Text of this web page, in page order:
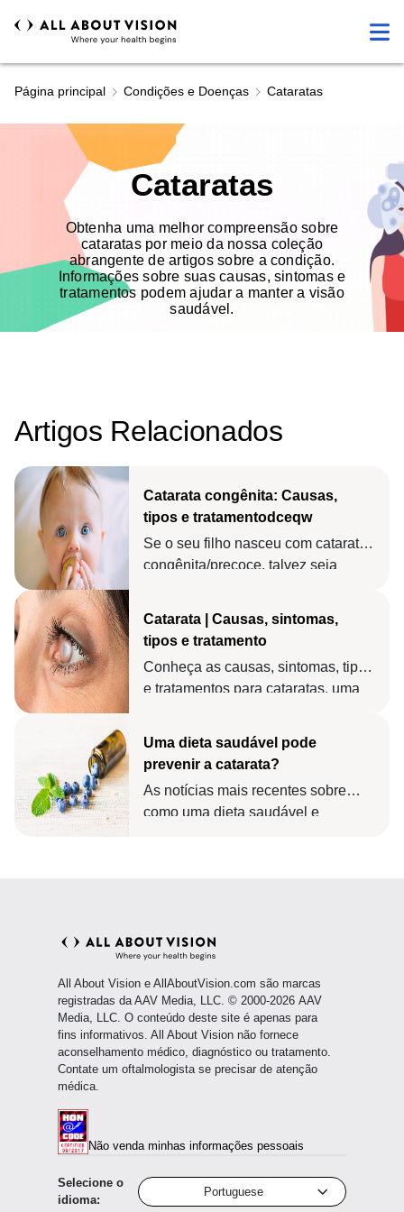
Página principal Condições e Doenças Cataratas
Cataratas
Obtenha uma melhor compreensão sobre
cataratas por meio da nossa coleção
abrangente de artigos sobre a condição.
Informações sobre suas causas, sintomas e
tratamentos podem ajudar a manter a visão
saudável.
Artigos Relacionados
Catarata congênita: Causas,
tipos e tratamentodceqw
Se o seu filho nasceu com catarata
congênita/precoce, talvez seja
corretivas.
Catarata | Causas, sintomas,
tipos e tratamento
Conheça as causas, sintomas, tipos
e tratamentos para cataratas, uma
Uma dieta saudável pode
prevenir a catarata?
As notícias mais recentes sobre
como uma dieta saudável e
All About Vision e AllAboutVision.com são marcas
registradas da AAV Media, LLC. © 2000-2026 AAV
Media, LLC. O conteúdo deste site é apenas para
fins informativos. All About Vision não fornece
aconselhamento médico, diagnóstico ou tratamento.
Contate um oftalmologista se precisar de atenção
médica.
Não venda minhas informações pessoais
Selecione o
idioma:
Portuguese